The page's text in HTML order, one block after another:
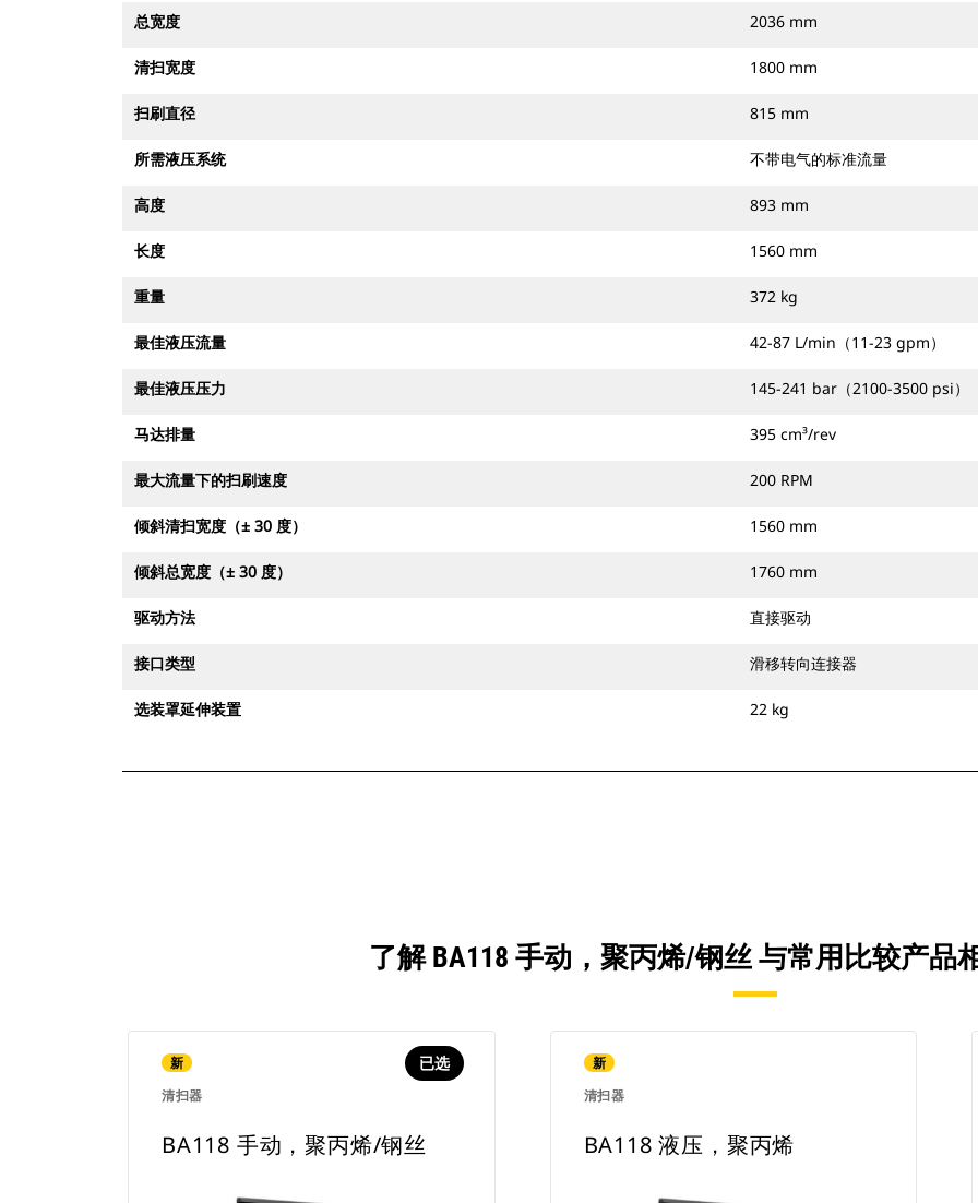
总宽度 2036 mm
清扫宽度 1800 mm
扫刷直径 815 mm
所需液压系统 不带电气的标准流量
高度 893 mm
长度 1560 mm
重量 372 kg
最佳液压流量 42-87 L/min（11-23 gpm）
最佳液压压力 145-241 bar（2100-3500 psi）
马达排量 395 cm³/rev
最大流量下的扫刷速度 200 RPM
倾斜清扫宽度（± 30 度） 1560 mm
倾斜总宽度（± 30 度） 1760 mm
驱动方法 直接驱动
接口类型 滑移转向连接器
选装罩延伸装置 22 kg
了解 BA118 手动，聚丙烯/钢丝 与常用比较产品
新
清扫器
已选
BA118 手动，聚丙烯/钢丝
新
清扫器
BA118 液压，聚丙烯